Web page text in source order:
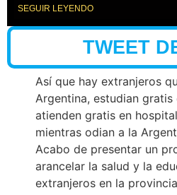
SEGUIR LEYENDO
TWEET
Así que hay extranjeros
Argentina, estudian gratis
atienden gratis en
mientras odian a la
Acabo de presentar un
arancelar la salud y la
extranjeros en la